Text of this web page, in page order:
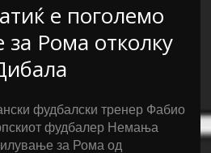
е поголемо
за Рома отколку
фудбалски тренер Фабио
фудбалер Немања
за Рома од